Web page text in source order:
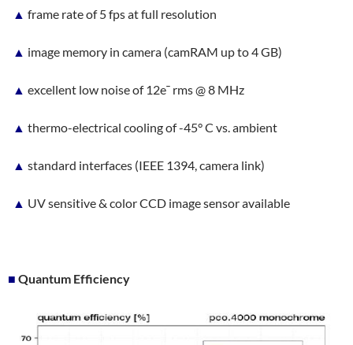
▲ frame rate of 5 fps at full resolution
▲ image memory in camera (camRAM up to 4 GB)
▲ excellent low noise of 12e¯ rms @ 8 MHz
▲ thermo-electrical cooling of -45° C vs. ambient
▲ standard interfaces (IEEE 1394, camera link)
▲ UV sensitive & color CCD image sensor available
■ Quantum Efficiency